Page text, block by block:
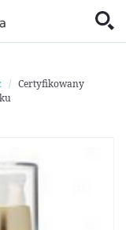
Certyfikowany